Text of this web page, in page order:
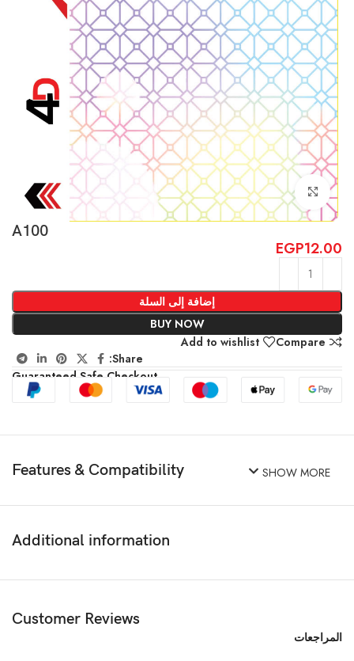
Click to enlarge
A100
EGP12.00
إضافة إلى السلة
BUY NOW
Compare
Add to wishlist
Share:
Guaranteed Safe Checkout
Features & Compatibility SHOW MORE
Additional information
Customer Reviews
المراجعات